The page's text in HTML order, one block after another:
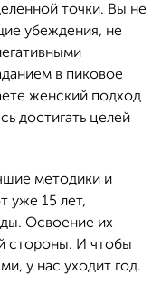
точки. Вы не
убеждения, не
в пиковое
женский подход
достигать целей
методики и
уже 15 лет,
Освоение их
стороны. И чтобы
у нас уходит год.